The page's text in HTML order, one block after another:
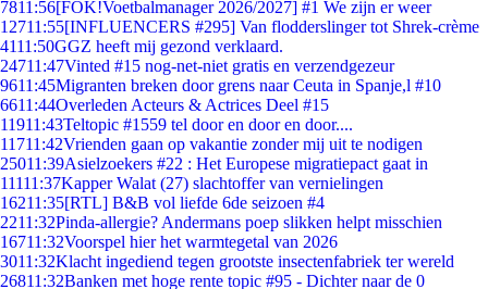
7811:56[FOK!Voetbalmanager 2026/2027] #1 We zijn er weer
12711:55[INFLUENCERS #295] Van flodderslinger tot Shrek-crème
4111:50GGZ heeft mij gezond verklaard.
24711:47Vinted #15 nog-net-niet gratis en verzendgezeur
9611:45Migranten breken door grens naar Ceuta in Spanje,l #10
6611:44Overleden Acteurs & Actrices Deel #15
11911:43Teltopic #1559 tel door en door en door....
11711:42Vrienden gaan op vakantie zonder mij uit te nodigen
25011:39Asielzoekers #22 : Het Europese migratiepact gaat in
11111:37Kapper Walat (27) slachtoffer van vernielingen
16211:35[RTL] B&B vol liefde 6de seizoen #4
2211:32Pinda-allergie? Andermans poep slikken helpt misschien
16711:32Voorspel hier het warmtegetal van 2026
3011:32Klacht ingediend tegen grootste insectenfabriek ter wereld
26811:32Banken met hoge rente topic #95 - Dichter naar de 0